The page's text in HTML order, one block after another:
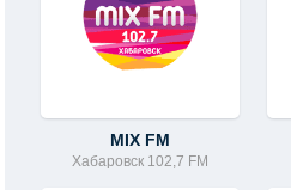
MIX FM
Хабаровск 102,7 FM